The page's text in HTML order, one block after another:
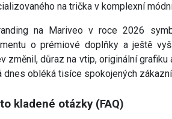
na trička v komplexní
na Mariveo v roce 2026
o prémiové doplňky a ještě
změnil, důraz na vtip, originální
dnes obléká tisíce spokojených
kladené otázky (FAQ)